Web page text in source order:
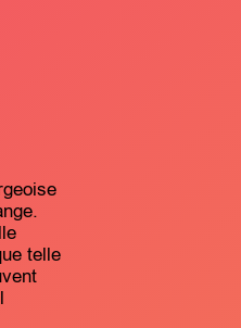
telle